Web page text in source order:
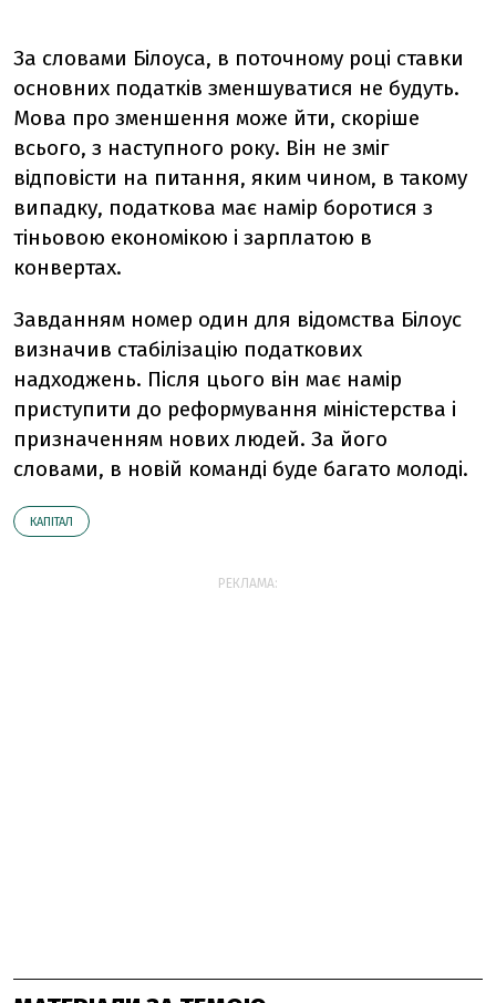
За словами Білоуса, в поточному році ставки
основних податків зменшуватися не будуть.
Мова про зменшення може йти, скоріше
всього, з наступного року. Він не зміг
відповісти на питання, яким чином, в такому
випадку, податкова має намір боротися з
тіньовою економікою і зарплатою в
конвертах.
Завданням номер один для відомства Білоус
визначив стабілізацію податкових
надходжень. Після цього він має намір
приступити до реформування міністерства і
призначенням нових людей. За його
словами, в новій команді буде багато молоді.
КАПІТАЛ
РЕКЛАМА: